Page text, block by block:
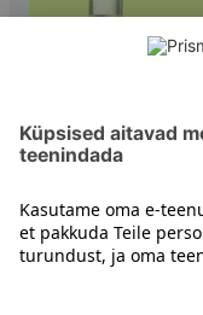
Valged veinid